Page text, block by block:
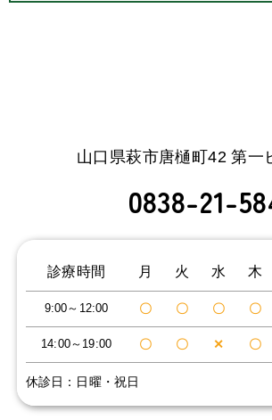
山口県萩市唐樋町42 第一
0838-21-
休診日：日曜・祝日
診療時間 ⽉ 火 水 木
9:00～12:00 〇 〇 〇 〇
14:00～19:00 〇 〇 ✕ 〇